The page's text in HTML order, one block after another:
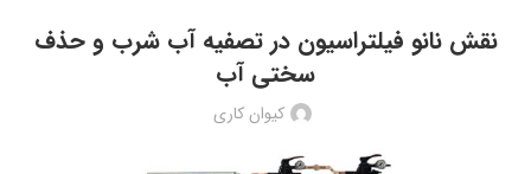
نقش نانو فیلتراسیون در تصفیه آب شرب و حذف
سختی آب
کیوان کاری